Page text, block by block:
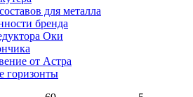
для металла
бренда
Оки
от Астра
горизонты